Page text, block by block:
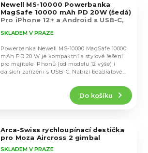
Newell MS-10000 Powerbanka
MagSafe 10000 mAh PD 20W (šedá)
Pro iPhone 12+ a Android s USB-C,
vhodná i pro sluchátka, čtečky a
další zařízení
SKLADEM V PRAZE
Do košíku
Powerbanka Newell MS-10000 MagSafe 10000
mAh PD 20 W je kompaktní a stylové řešení
pro majitele iPhonů (od modelu 12 výše) i
dalších zařízení s USB-C. Nabízí bezdrátové
Arca-Swiss rychloupínací destička
pro Moza Aircross 2 gimbal
SKLADEM V PRAZE